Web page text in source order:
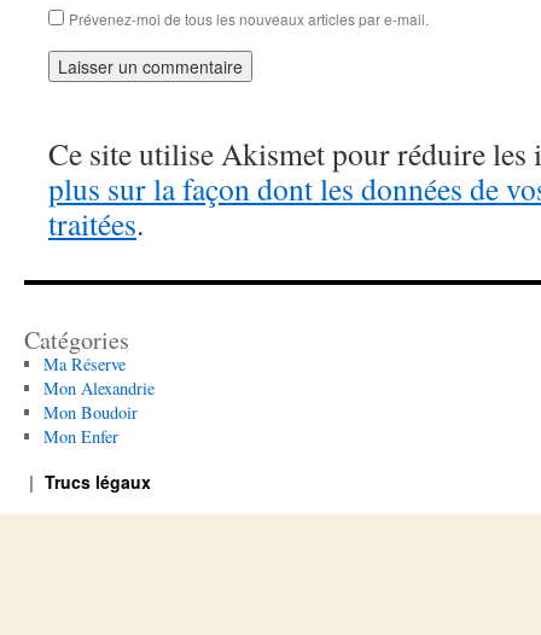
Prévenez-moi de tous les nouveaux articles par e-mail.
Ce site utilise Akismet pour réduire les
plus sur la façon dont les données de
traitées.
Catégories
Ma Réserve
Mon Alexandrie
Mon Boudoir
Mon Enfer
Trucs légaux